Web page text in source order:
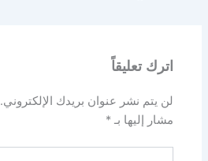
اترك تعليقاً
لن يتم نشر عنوان بريدك الإلكتروني.
مشار إليها بـ*